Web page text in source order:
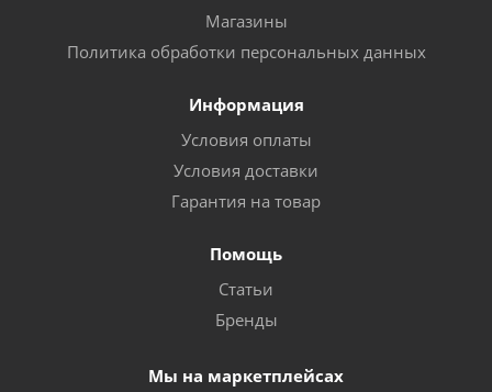
Магазины
Политика обработки персональных данных
Информация
Условия оплаты
Условия доставки
Гарантия на товар
Помощь
Статьи
Бренды
Мы на маркетплейсах